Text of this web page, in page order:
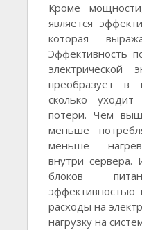
Кроме
является
которая
Эффективность
электрической
преобразует в
сколько
потери. Чем
меньше
меньше
внутри сервера.
блоков
эффективностью
расходы на
нагрузку на